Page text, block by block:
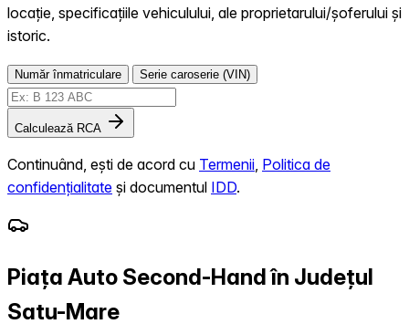
locație, specificațiile vehiculului, ale proprietarului/șoferului și
istoric.
Număr înmatriculare Serie caroserie (VIN)
Calculează RCA
Continuând, ești de acord cu Termenii Politica de
confidențialitate și documentul IDD.
Piața Auto Second-Hand în Județul
Satu-Mare